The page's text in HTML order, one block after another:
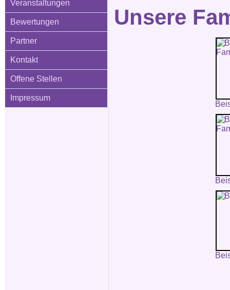
Veranstaltungen
Bewertungen
Partner
Kontakt
Offene Stellen
Impressum
Unsere